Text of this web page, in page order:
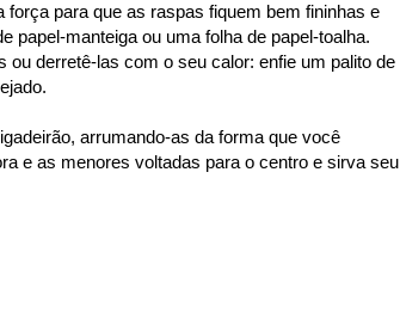
para que as raspas fiquem bem fininhas e
papel-manteiga ou uma folha de papel-toalha.
derretê-las com o seu calor: enfie um palito de
arrumando-as da forma que você
e as menores voltadas para o centro e sirva seu